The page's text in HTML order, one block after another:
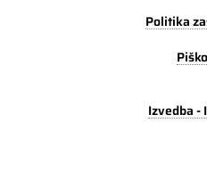
Politika
Izvedba -